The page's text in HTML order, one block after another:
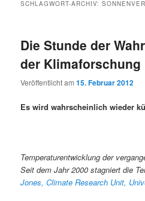
SCHLAGWORT-ARCHIV:
Die Stunde der
der Klimaforschung
Veröffentlicht am15. Februar 2012
Es wird wahrscheinlich wieder
Temperaturentwicklung der
Seit dem Jahr 2000 stagniert die
Jones, Climate Research Unit,